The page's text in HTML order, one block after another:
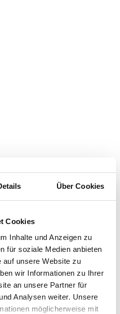
Über Cookies
Cookies
Inhalte und Anzeigen zu
für soziale Medien anbieten
auf unsere Website zu
wir Informationen zu Ihrer
an unsere Partner für
Analysen weiter. Unsere
möglicherweise mit